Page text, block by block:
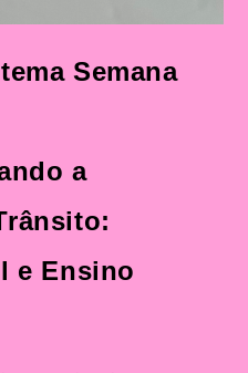
Semana
a
e Ensino